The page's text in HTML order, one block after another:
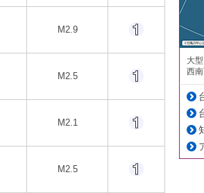
M2.9
M2.5
M2.1
M2.5
大
西